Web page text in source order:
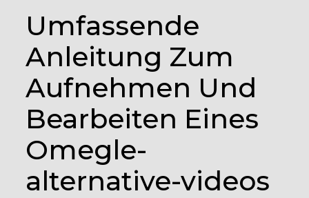
Umfassende
Anleitung Zum
Aufnehmen Und
Bearbeiten Eines
Omegle-
alternative-videos